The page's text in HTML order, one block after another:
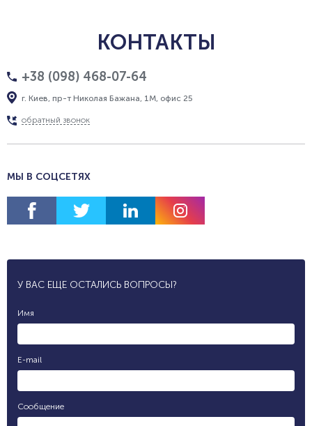
КОНТАКТЫ
+38 (098) 468-07-64
г. Киев, пр-т Николая Бажана, 1М, офис 25
обратный звонок
МЫ В СОЦСЕТЯХ
У ВАС ЕЩЕ ОСТАЛИСЬ ВОПРОСЫ?
Имя
E-mail
Сообщение